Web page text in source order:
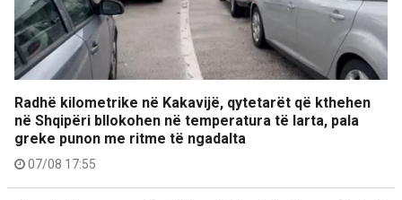
Radhë kilometrike në Kakavijë, qytetarët që kthehen
në Shqipëri bllokohen në temperatura të larta, pala
greke punon me ritme të ngadalta
07/08 17:55